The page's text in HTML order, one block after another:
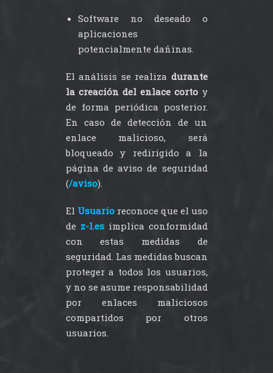
Software no deseado o
aplicaciones
potencialmente dañinas.
El análisis se realiza durante
la creación del enlace corto y
de forma periódica posterior.
En caso de detección de un
enlace malicioso, será
bloqueado y redirigido a la
página de aviso de seguridad
(/aviso).
El Usuarioreconoce que el uso
de z-l.esimplica conformidad
con estas medidas de
seguridad. Las medidas buscan
proteger a todos los usuarios,
y no se asume responsabilidad
por enlaces maliciosos
compartidos por otros
usuarios.